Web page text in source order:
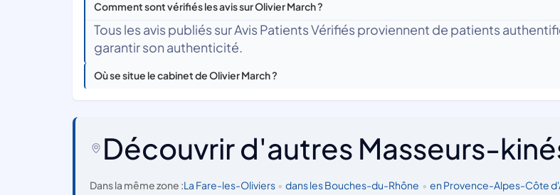
Comment sont vérifiés les avis sur Olivier March ?
Tous les avis publiés sur Avis Patients Vérifiés proviennent de patients
garantir son authenticité.
Où se situe le cabinet de Olivier March ?
Découvrir d'autres Masseurs-
Dans la même zone :La Fare-les-Oliviers • dans les Bouches-du-Rhône • en Provence-Alpes-Côte